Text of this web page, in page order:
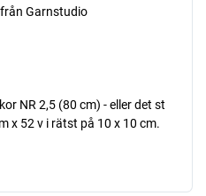
Garnstudio
NR 2,5 (80 cm) - eller det st
x 52 v i rätst på 10 x 10 cm.